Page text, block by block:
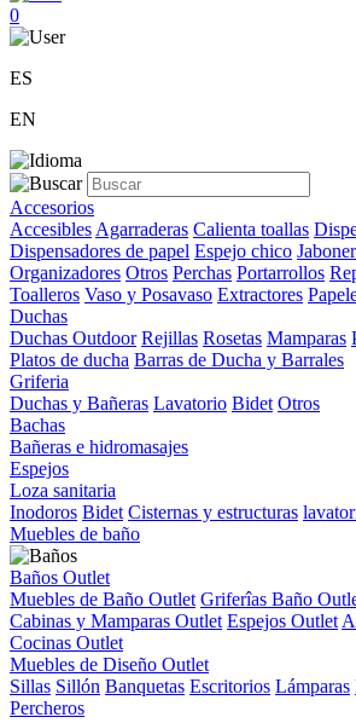
0
ES
EN
Accesorios
Accesibles Agarraderas Calienta toallas
Dispensadores de papel Espejo chico
Organizadores Otros Perchas Portarrollos
Toalleros Vaso y Posavaso Extractores
Duchas
Duchas Outdoor Rejillas Rosetas Mamparas
Platos de ducha Barras de Ducha y Barrales
Griferia
Duchas y Bañeras Lavatorio Bidet Otros
Bachas
Bañeras e hidromasajes
Espejos
Loza sanitaria
Inodoros Bidet Cisternas y estructuras
Muebles de baño
Baños Outlet
Muebles de Baño Outlet Griferîas Baño
Cabinas y Mamparas Outlet Espejos Outlet
Cocinas Outlet
Muebles de Diseño Outlet
Sillas Sillón Banquetas Escritorios Lámparas
Percheros